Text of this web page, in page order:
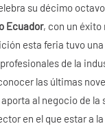
su décimo
Ecuador, con un éxito
esta feria tuvo
de la
las últimas
al negocio de la
en el que estar a